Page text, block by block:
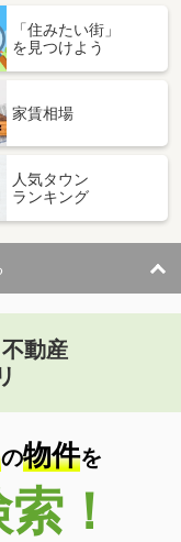
「住みたい街」
を見つけよう
家賃相場
人気タウン
ランキング
動産
の物件を
！